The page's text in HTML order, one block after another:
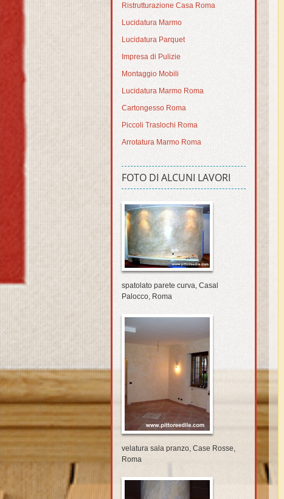
Ristrutturazione Casa Roma
Lucidatura Marmo
Lucidatura Parquet
Impresa di Pulizie
Montaggio Mobili
Lucidatura Marmo Roma
Cartongesso Roma
Piccoli Traslochi Roma
Arrotatura Marmo Roma
FOTO DI ALCUNI LAVORI
spatolato parete curva, Casal
Palocco, Roma
velatura sala pranzo, Case Rosse,
Roma